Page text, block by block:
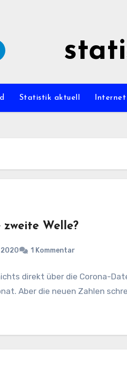
Statistik aktuell
Welle?
2020 1 Kommentar
direkt über die Corona-
Aber die neuen Zahlen